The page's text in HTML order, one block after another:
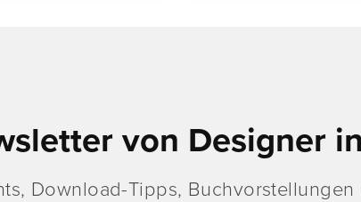
von Designer
Download-Tipps, Buchvorstellungen